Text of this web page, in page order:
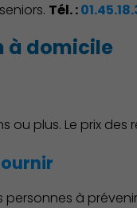
Tél. :
à domicile
ou plus. Le prix
à